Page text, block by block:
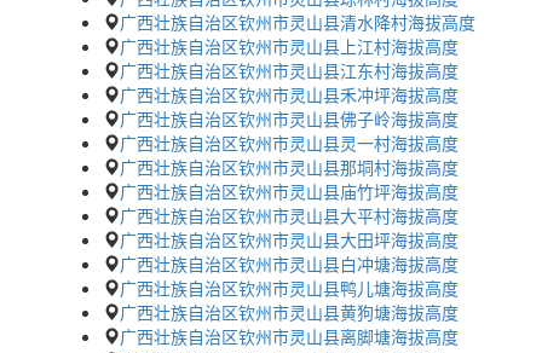
广西壮族自治区钦州市灵山县清水降村海拔高度
广西壮族自治区钦州市灵山县上江村海拔高度
广西壮族自治区钦州市灵山县江东村海拔高度
广西壮族自治区钦州市灵山县禾冲坪海拔高度
广西壮族自治区钦州市灵山县佛子岭海拔高度
广西壮族自治区钦州市灵山县灵一村海拔高度
广西壮族自治区钦州市灵山县那垌村海拔高度
广西壮族自治区钦州市灵山县庙竹坪海拔高度
广西壮族自治区钦州市灵山县大平村海拔高度
广西壮族自治区钦州市灵山县大田坪海拔高度
广西壮族自治区钦州市灵山县白冲塘海拔高度
广西壮族自治区钦州市灵山县鸭儿塘海拔高度
广西壮族自治区钦州市灵山县黄狗塘海拔高度
广西壮族自治区钦州市灵山县离脚塘海拔高度